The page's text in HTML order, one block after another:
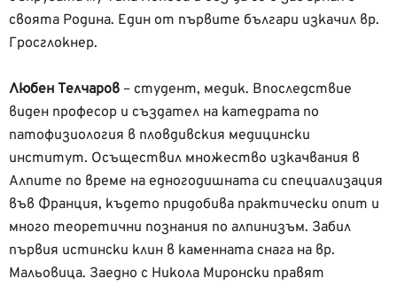
своята Родина. Един от първите българи изкачил вр.
Гросглокнер.
Любен Телчаров – студент, медик. Впоследствие
виден професор и създател на катедрата по
патофизиология в пловдивския медицински
институт. Осъществил множество изкачвания в
Алпите по време на едногодишната си специализация
във Франция, където придобива практически опит и
много теоретични познания по алпинизъм. Забил
първия истински клин в каменната снага на вр.
Мальовица. Заедно с Никола Миронски правят